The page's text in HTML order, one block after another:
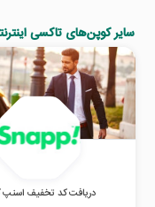
سایر کوپن‌های تاکسی
دریافت کد تخفیف اسنپ